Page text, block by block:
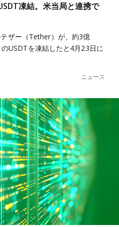
凍結。米当局と連携で
ザー（Tether）が、約3億
USDTを凍結したと4月23日に
ニュース